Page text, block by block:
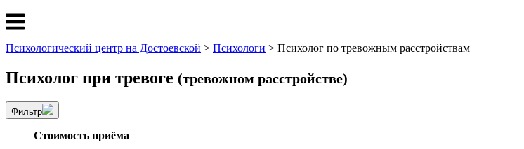
Меню
Психологический центр на Достоевской > Психологи > Психолог по тревожным расстройствам
Психолог при тревоге (тревожном расстройстве)
Фильтр
Стоимость приёма